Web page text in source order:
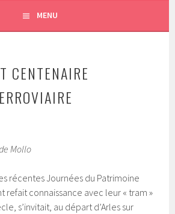
MENU
CENTENAIRE
Mollo
récentes Journées du Patrimoine
refait connaissance avec leur « tram »
s’invitait, au départ d’Arles sur